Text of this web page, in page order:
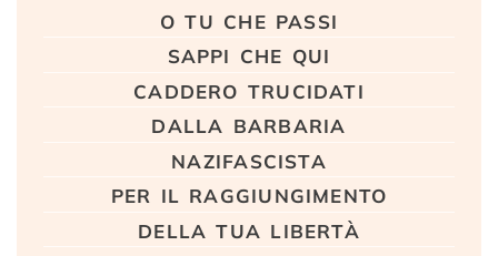
o tu che passi
sappi che qui
caddero trucidati
dalla barbaria
nazifascista
per il raggiungimento
della tua libertà